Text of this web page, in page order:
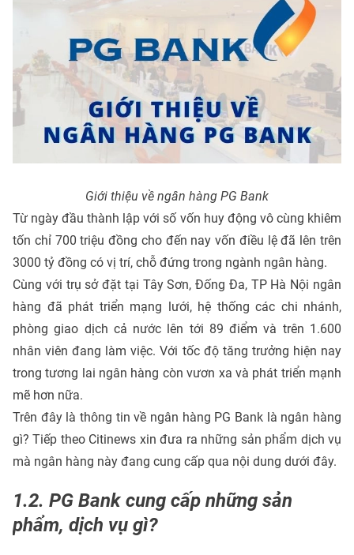
Giới thiệu về ngân hàng PG Bank
Từ ngày đầu thành lập với số vốn huy động vô cùng khiêm
tốn chỉ 700 triệu đồng cho đến nay vốn điều lệ đã lên trên
3000 tỷ đồng có vị trí, chỗ đứng trong ngành ngân hàng.
Cùng với trụ sở đặt tại Tây Sơn, Đống Đa, TP Hà Nội ngân
hàng đã phát triển mạng lưới, hệ thống các chi nhánh,
phòng giao dịch cả nước lên tới 89 điểm và trên 1.600
nhân viên đang làm việc. Với tốc độ tăng trưởng hiện nay
trong tương lai ngân hàng còn vươn xa và phát triển mạnh
mẽ hơn nữa.
Trên đây là thông tin về ngân hàng PG Bank là ngân hàng
gì? Tiếp theo Citinews xin đưa ra những sản phẩm dịch vụ
mà ngân hàng này đang cung cấp qua nội dung dưới đây.
1.2. PG Bank cung cấp những sản
phẩm, dịch vụ gì?